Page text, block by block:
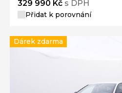
329 990 Kč s DPH
Přidat k porovnání
Dárek zdarma